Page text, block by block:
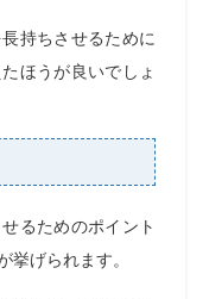
持ちさせるために
ほうが良いでしょ
るためのポイント
挙げられます。